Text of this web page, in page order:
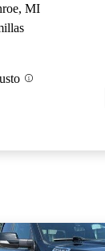
MI
Aviso